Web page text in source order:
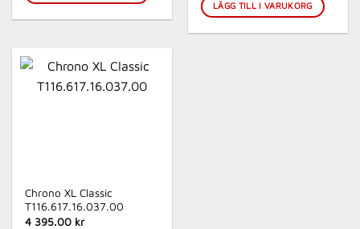
LÄGG TILL I VARUKORG
Chrono XL Classic
T116.617.16.037.00
4 395.00 kr